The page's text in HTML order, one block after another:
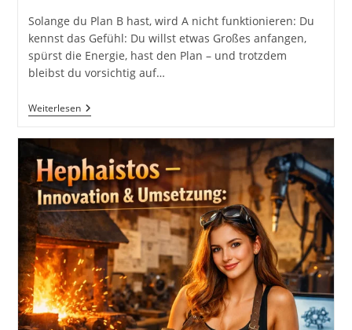
Solange du Plan B hast, wird A nicht funktionieren: Du
kennst das Gefühl: Du willst etwas Großes anfangen,
spürst die Energie, hast den Plan – und trotzdem
bleibst du vorsichtig auf…
WeiterlesenSolange
Du
Hast,
Wird
Plan
A
Nicht
Funktionieren
Inkl.
37
Ausführliche
Tipps
Und
Tricks
Gegen
Selbstsabotage